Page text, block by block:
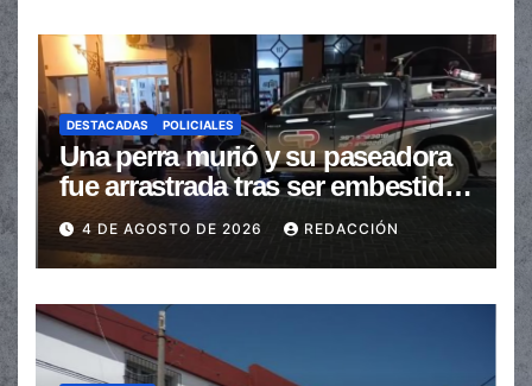
DESTACADAS POLICIALES
Una perra murió y su paseadora
fue arrastrada tras ser embestidas
en la senda peatonal
4 DE AGOSTO DE 2026 REDACCIÓN